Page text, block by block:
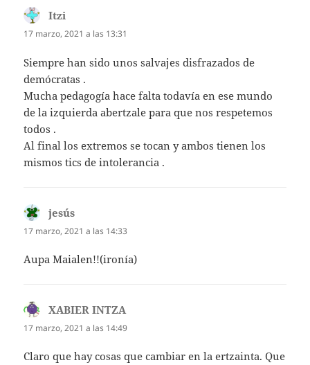
Itzi
17 marzo, 2021 a las 13:31
Siempre han sido unos salvajes disfrazados de
demócratas .
Mucha pedagogía hace falta todavía en ese mundo
de la izquierda abertzale para que nos respetemos
todos .
Al final los extremos se tocan y ambos tienen los
mismos tics de intolerancia .
jesús
17 marzo, 2021 a las 14:33
Aupa Maialen!!(ironía)
XABIER INTZA
17 marzo, 2021 a las 14:49
Claro que hay cosas que cambiar en la ertzainta. Que